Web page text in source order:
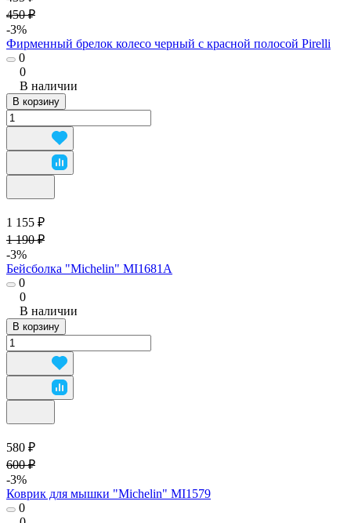
450 ₽
-3%
Фирменный брелок колесо черный с красной полосой Pirelli
0
0
В наличии
В корзину
1 155 ₽
1 190 ₽
-3%
Бейсболка "Michelin" MI1681A
0
0
В наличии
В корзину
580 ₽
600 ₽
-3%
Коврик для мышки "Michelin" MI1579
0